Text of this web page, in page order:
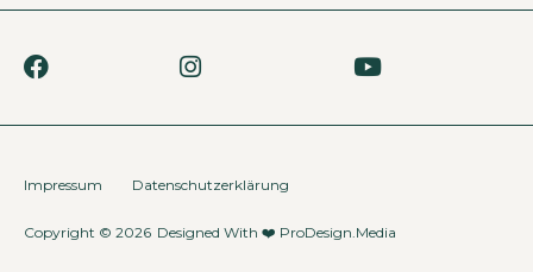
Copyright © 2026 Designed With ❤️ ProDesign.Media
Impressum Datenschutzerklärung